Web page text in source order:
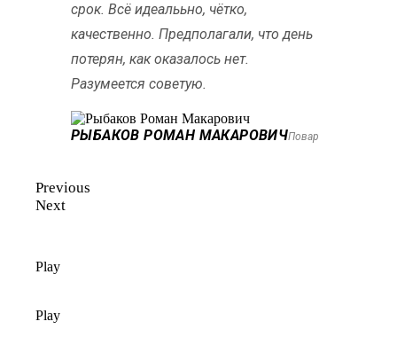
срок. Всё идеалььно, чётко,
качественно. Предполагали, что день
потерян, как оказалось нет.
Разумеется советую.
РЫБАКОВ РОМАН МАКАРОВИЧПовар
Previous
Next
Play
Play